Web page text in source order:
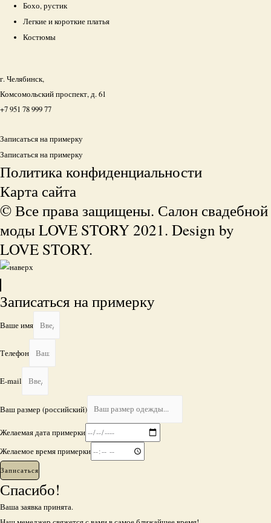
Бохо, рустик
Легкие и короткие платья
Костюмы
г. Челябинск,
Комсомольский проспект, д. 61
+7 951 78 999 77
Записаться на примерку
Записаться на примерку
Политика конфиденциальности
Карта сайта
© Все права защищены. Салон свадебной
моды LOVE STORY 2021. Design by
LOVE STORY.
Записаться на примерку
Ваше имя
Телефон
E-mail
Ваш размер (российский)
Желаемая дата примерки
Желаемое время примерки
Записаться
Спасибо!
Ваша заявка принята.